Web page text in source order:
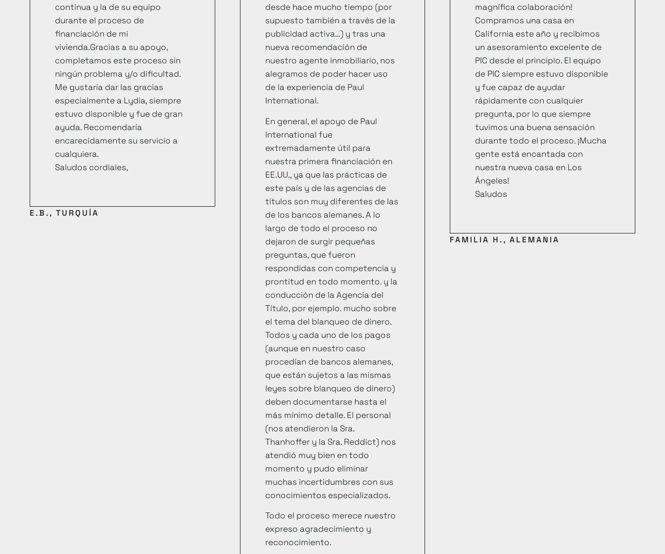
continua y la de su equipo
durante el proceso de
financiación de mi
vivienda.Gracias a su apoyo,
completamos este proceso sin
ningún problema y/o dificultad.
Me gustaría dar las gracias
especialmente a Lydia, siempre
estuvo disponible y fue de gran
ayuda. Recomendaría
encarecidamente su servicio a
cualquiera.
Saludos cordiales,
E.B., TURQUÍA
desde hace mucho tiempo (por
supuesto también a través de la
publicidad activa…) y tras una
nueva recomendación de
nuestro agente inmobiliario, nos
alegramos de poder hacer uso
de la experiencia de Paul
International.
En general, el apoyo de Paul
International fue
extremadamente útil para
nuestra primera financiación en
EE.UU., ya que las prácticas de
este país y de las agencias de
títulos son muy diferentes de las
de los bancos alemanes. A lo
largo de todo el proceso no
dejaron de surgir pequeñas
preguntas, que fueron
respondidas con competencia y
prontitud en todo momento. y la
conducción de la Agencia del
Título, por ejemplo. mucho sobre
el tema del blanqueo de dinero.
Todos y cada uno de los pagos
(aunque en nuestro caso
procedían de bancos alemanes,
que están sujetos a las mismas
leyes sobre blanqueo de dinero)
deben documentarse hasta el
más mínimo detalle. El personal
(nos atendieron la Sra.
Thanhoffer y la Sra. Reddict) nos
atendió muy bien en todo
momento y pudo eliminar
muchas incertidumbres con sus
conocimientos especializados.
Todo el proceso merece nuestro
expreso agradecimiento y
reconocimiento.
magnífica colaboración!
Compramos una casa en
California este año y recibimos
un asesoramiento excelente de
PIC desde el principio. El equipo
de PIC siempre estuvo disponible
y fue capaz de ayudar
rápidamente con cualquier
pregunta, por lo que siempre
tuvimos una buena sensación
durante todo el proceso. ¡Mucha
gente está encantada con
nuestra nueva casa en Los
Ángeles!
Saludos
FAMILIA H., ALEMANIA